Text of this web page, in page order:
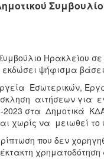
Ηρακλείου
ψήφισμα βάσει
Εσωτερικών,
αιτήσεων για
2023 στα Δημοτικά
χωρίς να μειωθεί το
που δεν
χρηματοδότηση